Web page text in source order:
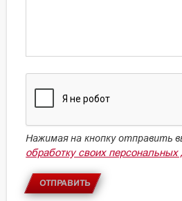
Нажимая на кнопку отправить
обработку своих
ОТПРАВИТЬ